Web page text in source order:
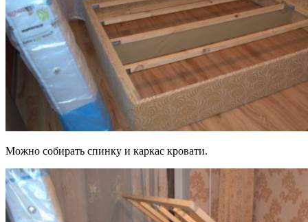
Можно собирать спинку и каркас кровати.